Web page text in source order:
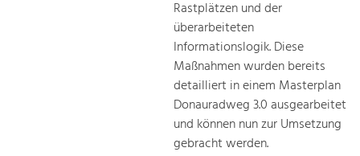
Rastplätzen und der
überarbeiteten
Informationslogik. Diese
Maßnahmen wurden bereits
detailliert in einem Masterplan
Donauradweg 3.0 ausgearbeitet
und können nun zur Umsetzung
gebracht werden.